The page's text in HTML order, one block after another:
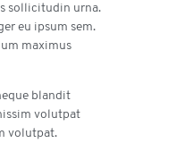
sollicitudin urna.
eu ipsum sem.
maximus
blandit
volutpat
volutpat.